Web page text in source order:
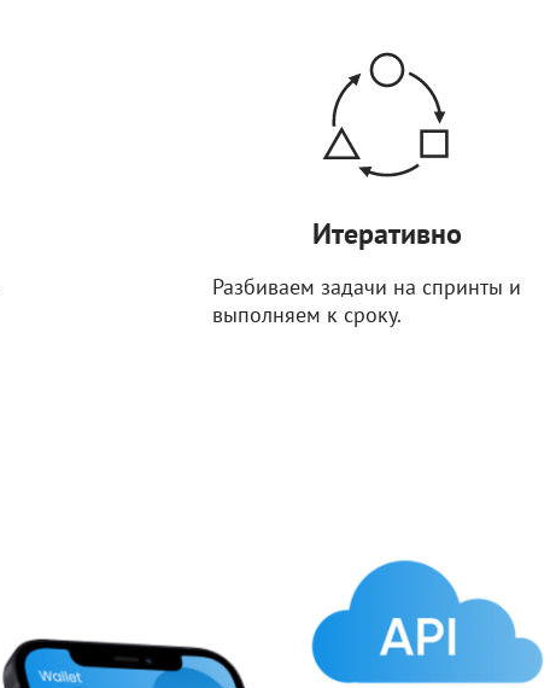
Итеративно
Разбиваем задачи на спринты и
выполняем к сроку.